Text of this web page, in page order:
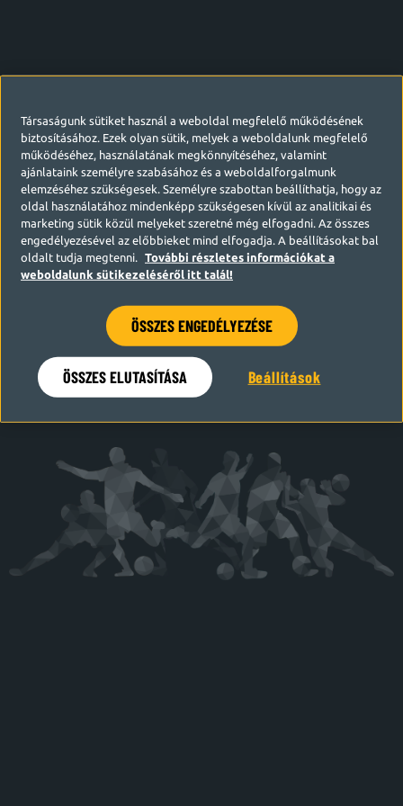
Hamarosan visszatérünk
Társaságunk sütiket használ a weboldal megfelelő működésének
biztosításához. Ezek olyan sütik, melyek a weboldalunk megfelelő
működéséhez, használatának megkönnyítéséhez, valamint
ajánlataink személyre szabásához és a weboldalforgalmunk
elemzéséhez szükségesek. Személyre szabottan beállíthatja, hogy az
oldal használatához mindenképp szükségesen kívül az analitikai és
marketing sütik közül melyeket szeretné még elfogadni. Az összes
engedélyezésével az előbbieket mind elfogadja. A beállításokat bal
oldalt tudja megtenni.
További részletes információkat a
weboldalunk sütikezeléséről itt talál!
ÖSSZES ENGEDÉLYEZÉSE
ÖSSZES ELUTASÍTÁSA Beállítások